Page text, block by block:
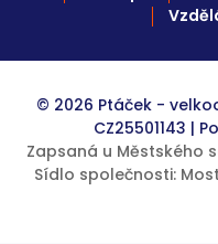
© 2026 Ptáček -
CZ25501143 |
Zapsaná u Městského
Sídlo společnosti: